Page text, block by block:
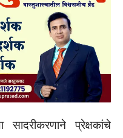
प्रेक्षकांचे